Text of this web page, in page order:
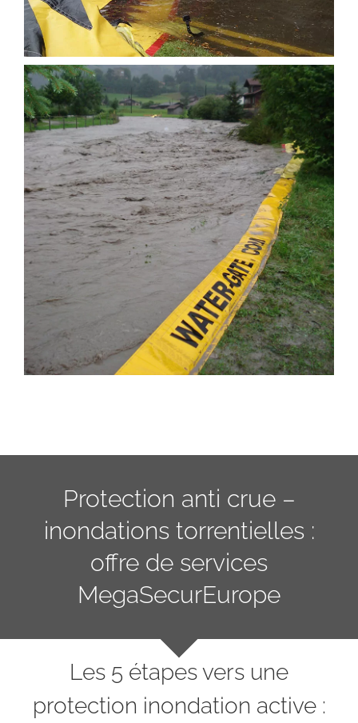
Protection anti crue –
inondations torrentielles :
offre de services
MegaSecurEurope
Les 5 étapes vers une
protection inondation active: